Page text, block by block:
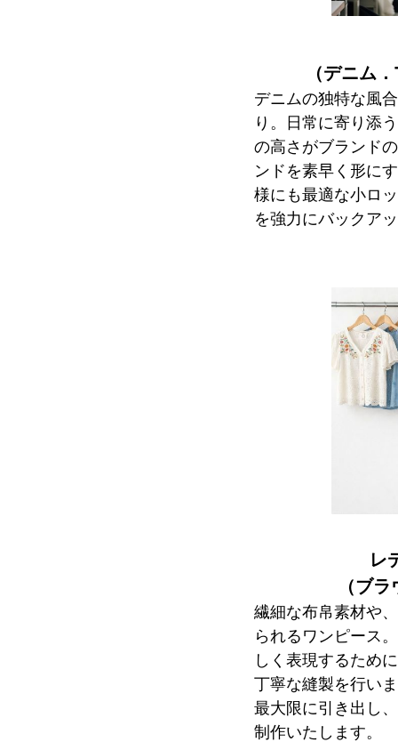
（デニム
デニムの独特な風
り。日常に寄り添
の高さがブランド
ンドを素早く形に
様にも最適な小ロ
を強力にバックア
レ
（ブ
繊細な布帛素材や
られるワンピース
しく表現するため
丁寧な縫製を行い
最大限に引き出し
制作いたします。